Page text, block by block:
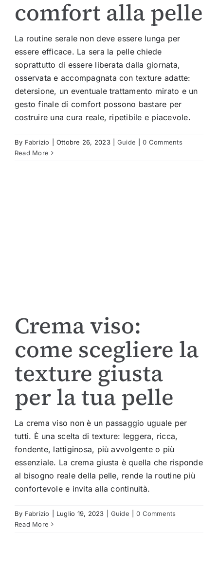
comfort alla pelle
La routine serale non deve essere lunga per
essere efficace. La sera la pelle chiede
soprattutto di essere liberata dalla giornata,
osservata e accompagnata con texture adatte:
detersione, un eventuale trattamento mirato e un
gesto finale di comfort possono bastare per
costruire una cura reale, ripetibile e piacevole.
By Fabrizio Ottobre 26, 2023 Guide
0 Comments
Read More
Crema viso:
come scegliere la
texture giusta
per la tua pelle
La crema viso non è un passaggio uguale per
tutti. È una scelta di texture: leggera, ricca,
fondente, lattiginosa, più avvolgente o più
essenziale. La crema giusta è quella che risponde
al bisogno reale della pelle, rende la routine più
confortevole e invita alla continuità.
By Fabrizio Luglio 19, 2023 Guide
0 Comments
Read More